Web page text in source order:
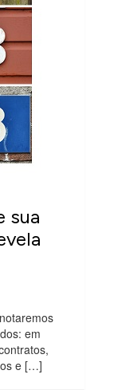
sua
em
e […]